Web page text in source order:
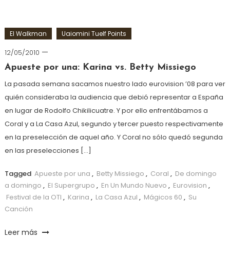
El Walkman Uaiomini Tuelf Points
12/05/2010
Apueste por una: Karina vs. Betty Missiego
La pasada semana sacamos nuestro lado eurovision ’08 para ver
quién consideraba la audiencia que debió representar a España
en lugar de Rodolfo Chikilicuatre. Y por ello enfrentábamos a
Coral y a La Casa Azul, segundo y tercer puesto respectivamente
en la preselección de aquel año. Y Coral no sólo quedó segunda
en las preselecciones […]
Tagged Apueste por una , Betty Missiego , Coral , De domingo
a domingo , El Supergrupo , En Un Mundo Nuevo , Eurovision ,
Festival de la OTI , Karina , La Casa Azul , Mágicos 60 , Su
Canción
Leer más